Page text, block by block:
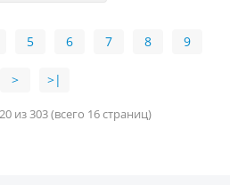
5 6 7 8 9
> >|
из 303 (всего 16 страниц)